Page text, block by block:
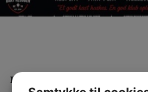
Facebook